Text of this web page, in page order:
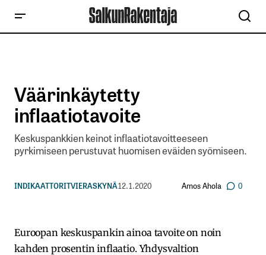
Väärinkäytetty
inflaatiotavoite
Keskuspankkien keinot inflaatiotavoitteeseen
pyrkimiseen perustuvat huomisen eväiden syömiseen.
INDIKAATTORITVIERASKYNÄ12.1.2020 Amos Ahola 0
Euroopan keskuspankin ainoa tavoite on noin
kahden prosentin inflaatio. Yhdysvaltion